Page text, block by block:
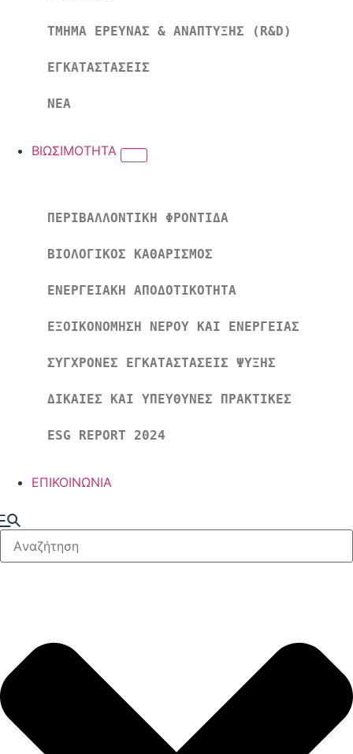
ΤΜΗΜΑ ΕΡΕΥΝΑΣ & ΑΝΑΠΤΥΞΗΣ (R&D)
ΕΓΚΑΤΑΣΤΑΣΕΙΣ
ΝΕΑ
ΒΙΩΣΙΜΟΤΗΤΑ
ΠΕΡΙΒΑΛΛΟΝΤΙΚΗ ΦΡΟΝΤΙΔΑ
ΒΙΟΛΟΓΙΚΟΣ ΚΑΘΑΡΙΣΜΟΣ
ΕΝΕΡΓΕΙΑΚΗ ΑΠΟΔΟΤΙΚΟΤΗΤΑ
ΕΞΟΙΚΟΝΟΜΗΣΗ ΝΕΡΟΥ ΚΑΙ ΕΝΕΡΓΕΙΑΣ
ΣΥΓΧΡΟΝΕΣ ΕΓΚΑΤΑΣΤΑΣΕΙΣ ΨΥΞΗΣ
ΔΙΚΑΙΕΣ ΚΑΙ ΥΠΕΥΘΥΝΕΣ ΠΡΑΚΤΙΚΕΣ
ESG REPORT 2024
ΕΠΙΚΟΙΝΩΝΙΑ